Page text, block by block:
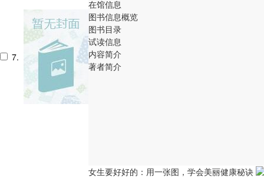
7.
在馆信息
图书信息概览
图书目录
试读信息
内容简介
著者简介
女生要好好的：用一张图，学会美丽健康秘诀